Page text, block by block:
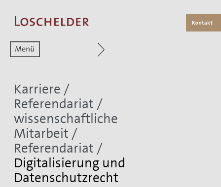
Karriere /
Referendariat /
wissenschaftliche
Mitarbeit /
Referendariat /
Digitalisierung und
Datenschutzrecht